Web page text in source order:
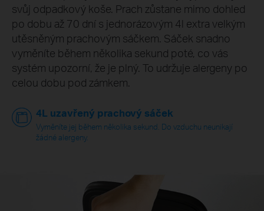
svůj odpadkový koše. Prach zůstane mimo dohled
po dobu až 70 dní s jednorázovým 4l extra velkým
utěsněným prachovým sáčkem. Sáček snadno
vyměníte během několika sekund poté, co vás
systém upozorní, že je plný. To udržuje alergeny po
celou dobu pod zámkem.
4L uzavřený prachový sáček
Vyměníte jej během několika sekund. Do vzduchu neunikají
žádné alergeny.